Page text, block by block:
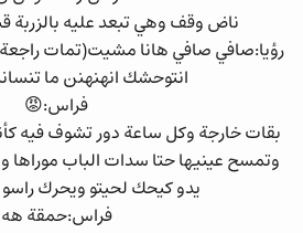
ناض وقف وهي تبعد عليه بالزربة
رؤيا:صافي صافي هانا مشيت(تمات راجعة
انتوحشك انهنهنن ما
فراس:😡
بقات خارجة وكل ساعة دور تشوف فيه
وتمسح عينيها حتا سدات الباب موراها
يدو كيحك لحيتو ويحرك
فراس:حمقة هه